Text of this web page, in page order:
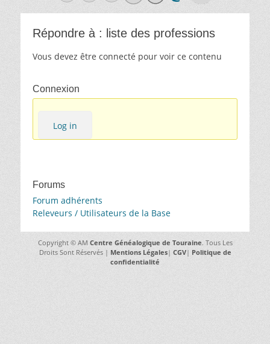
Répondre à : liste des professions
Vous devez être connecté pour voir ce contenu
Connexion
Log in
Forums
Forum adhérents
Releveurs / Utilisateurs de la Base
Copyright © AM Centre Généalogique de Touraine. Tous Les
Droits Sont Réservés | Mentions Légales| CGV| Politique de
confidentialité